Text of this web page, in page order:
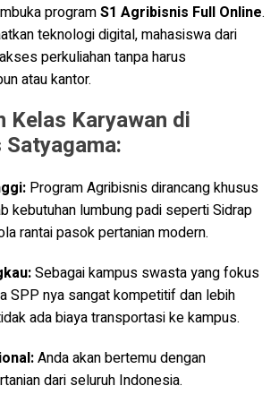
programS1 Agribisnis Full Online.
teknologi digital, mahasiswa dari
perkuliahan tanpa harus
atau kantor.
Kelas Karyawan di
Program Agribisnis dirancang khusus
kebutuhan lumbung padi seperti Sidrap
rantai pasok pertanian modern.
Sebagai kampus swasta yang fokus
SPP nya sangat kompetitif dan lebih
ada biaya transportasi ke kampus.
Anda akan bertemu dengan
dari seluruh Indonesia.